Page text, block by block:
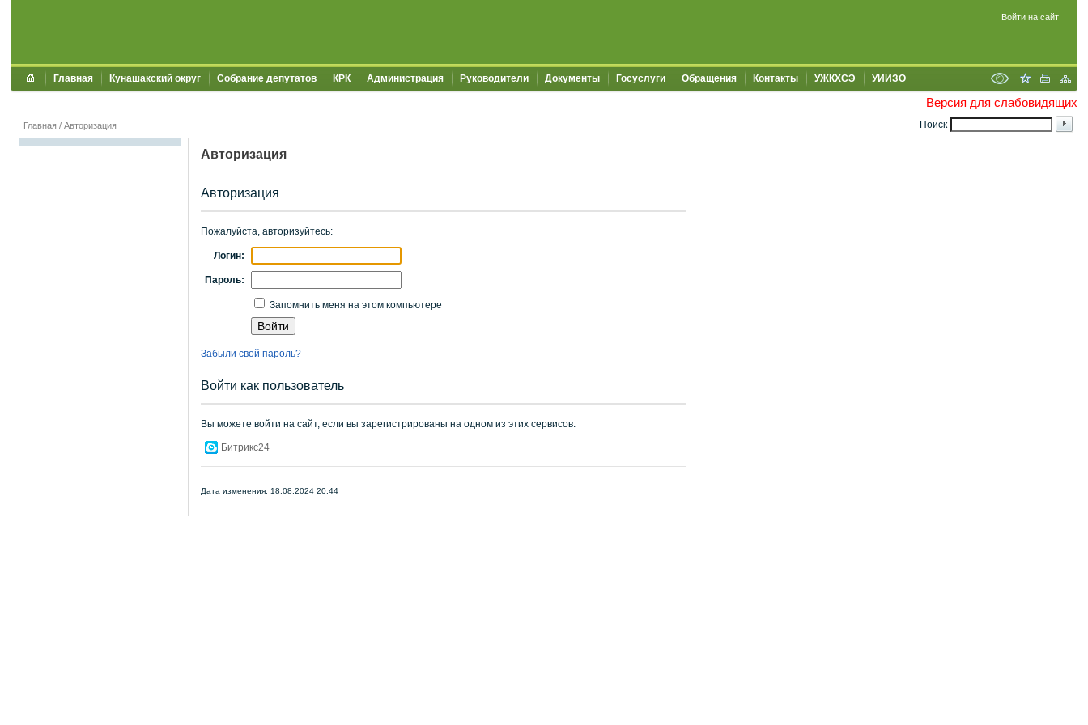
Войти на сайт
Главная Кунашакский округ Собрание депутатов КРК Администрация Руководители Документы Госуслуги Обращения Контакты УЖКХСЭ УИИЗО
Версия для слабовидящих
Поиск
Главная / Авторизация
Авторизация
Авторизация
Пожалуйста, авторизуйтесь:
Логин:
Пароль:
Запомнить меня на этом компьютере
Забыли свой пароль?
Войти как пользователь
Вы можете войти на сайт, если вы зарегистрированы на одном из этих сервисов:
Битрикс24
Дата изменения: 18.08.2024 20:44